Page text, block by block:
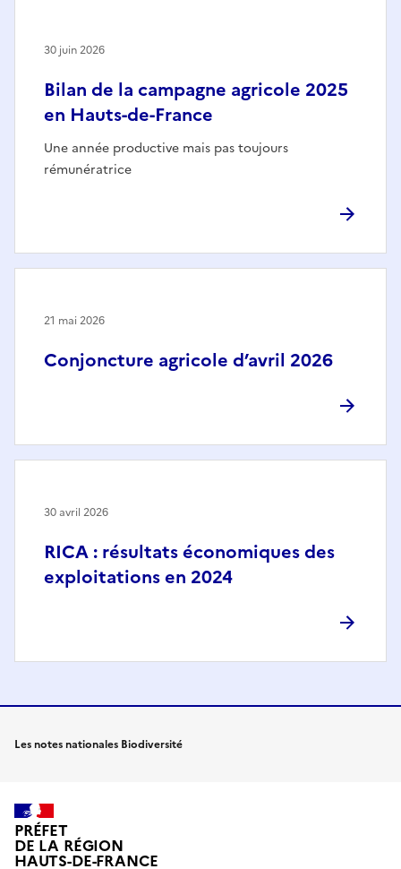
Bilan de la campagne agricole 2025
en Hauts-de-France
Une année productive mais pas toujours
rémunératrice
30 juin 2026
Conjoncture agricole d’avril 2026
21 mai 2026
RICA : résultats économiques des
exploitations en 2024
30 avril 2026
Les notes nationales Biodiversité
PRÉFET
DE LA RÉGION
HAUTS-DE-FRANCE